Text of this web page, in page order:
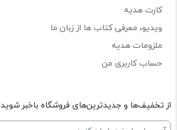
کارت هدیه
ویدیو، معرفی کتاب ها از زبان ما
ملزومات هدیه
حساب کاربری من
از تخفیف‌ها و جدیدترین‌های فروشگاه باخبر شوید